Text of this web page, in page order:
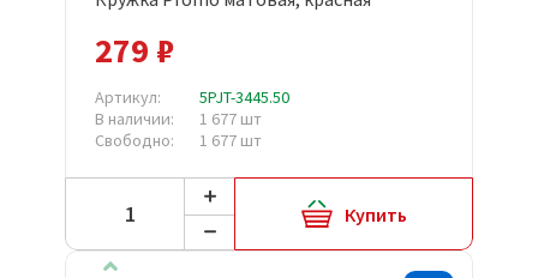
279 ₽
Артикул:
5PJT-3445.50
В наличии:
1 677 шт
Свободно:
1 677 шт
Купить